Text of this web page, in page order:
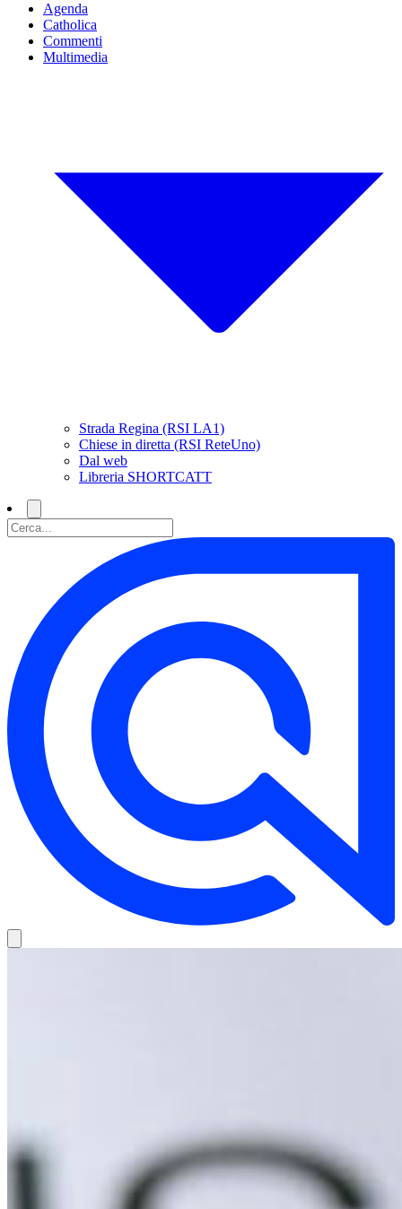
Agenda
Catholica
Commenti
Multimedia
Strada Regina (RSI LA1)
Chiese in diretta (RSI ReteUno)
Dal web
Libreria SHORTCATT